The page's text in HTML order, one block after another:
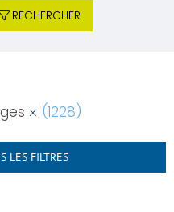
RECHERCHER
(1228)
LES FILTRES